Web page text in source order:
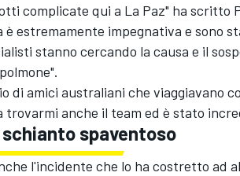
complicate qui a La Paz" ha scritto
estremamente impegnativa e sono
stanno cercando la causa e il
di amici australiani che viaggiavano
trovarmi anche il team ed è stato
spaventoso
l'incidente che lo ha costretto ad